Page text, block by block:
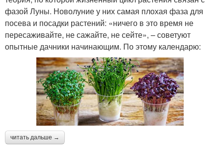
фазой Луны. Новолуние у них самая плохая фаза для
посева и посадки растений: «ничего в это время не
пересаживайте, не сажайте, не сейте», – советуют
опытные дачники начинающим. По этому календарю:
читать дальше →